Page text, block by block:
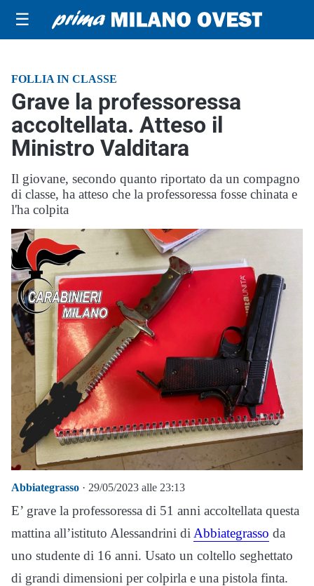
☰
FOLLIA IN CLASSE
Grave la professoressa
accoltellata. Atteso il
Ministro Valditara
Il giovane, secondo quanto riportato da un compagno
di classe, ha atteso che la professoressa fosse chinata e
l'ha colpita
Abbiategrasso · 29/05/2023 alle 23:13
E’ grave la professoressa di 51 anni accoltellata questa
mattina all’istituto Alessandrini di Abbiategrasso da
uno studente di 16 anni. Usato un coltello seghettato
di grandi dimensioni per colpirla e una pistola finta.